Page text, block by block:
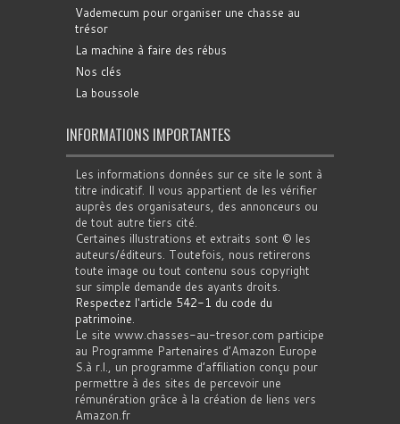
Vademecum pour organiser une chasse au
trésor
La machine à faire des rébus
Nos clés
La boussole
INFORMATIONS IMPORTANTES
Les informations données sur ce site le sont à
titre indicatif. Il vous appartient de les vérifier
auprès des organisateurs, des annonceurs ou
de tout autre tiers cité.
Certaines illustrations et extraits sont © les
auteurs/éditeurs. Toutefois, nous retirerons
toute image ou tout contenu sous copyright
sur simple demande des ayants droits.
Respectez l'article 542-1 du code du
patrimoine.
Le site www.chasses-au-tresor.com participe
au Programme Partenaires d’Amazon Europe
S.à r.l., un programme d’affiliation conçu pour
permettre à des sites de percevoir une
rémunération grâce à la création de liens vers
Amazon.fr